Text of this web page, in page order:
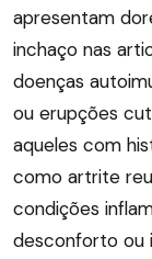
apresentam
inchaço nas
doenças
ou erupções
aqueles com
como artrite
condições
desconforto ou